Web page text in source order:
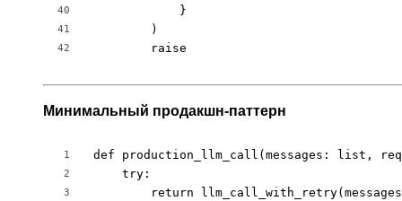
40
41
42
            }
        )
        raise
Минимальный продакшн-паттерн
1
2
3
def production_llm_call(messages: list,
    try:
return